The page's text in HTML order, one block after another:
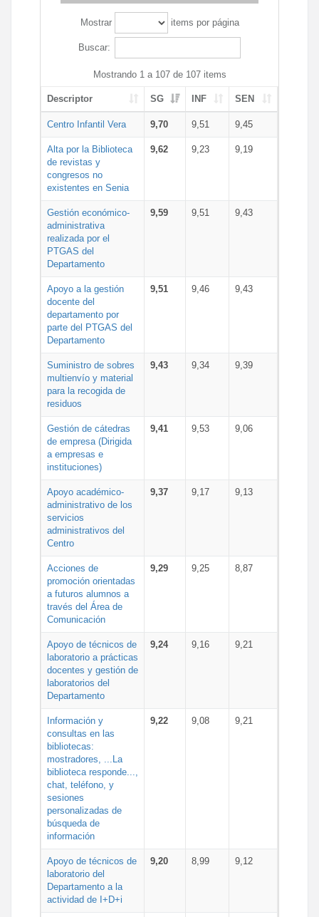
Mostrar items por página
Buscar:
Mostrando 1 a 107 de 107 items
Descriptor SG INF SEN
Centro Infantil Vera 9,70 9,51 9,45
Alta por la Biblioteca
de revistas y
congresos no
existentes en Senia
9,62 9,23 9,19
Gestión económico-
administrativa
realizada por el
PTGAS del
Departamento
9,59 9,51 9,43
Apoyo a la gestión
docente del
departamento por
parte del PTGAS del
Departamento
9,51 9,46 9,43
Suministro de sobres
multienvío y material
para la recogida de
residuos
9,43 9,34 9,39
Gestión de cátedras
de empresa (Dirigida
a empresas e
instituciones)
9,41 9,53 9,06
Apoyo académico-
administrativo de los
servicios
administrativos del
Centro
9,37 9,17 9,13
Acciones de
promoción orientadas
a futuros alumnos a
través del Área de
Comunicación
9,29 9,25 8,87
Apoyo de técnicos de
laboratorio a prácticas
docentes y gestión de
laboratorios del
Departamento
9,24 9,16 9,21
Información y
consultas en las
bibliotecas:
mostradores, ...La
biblioteca responde...,
chat, teléfono, y
sesiones
personalizadas de
búsqueda de
información
9,22 9,08 9,21
Apoyo de técnicos de
laboratorio del
Departamento a la
actividad de I+D+i
9,20 8,99 9,12